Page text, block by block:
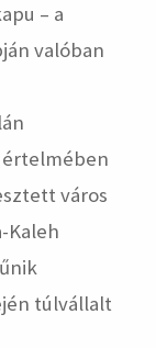
– a
valóban
értelmében
város
Kaleh
túlvállalt